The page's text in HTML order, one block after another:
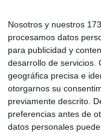
Nosotros y nuestros
procesamos datos
para publicidad y
desarrollo de servicios.
geográfica precisa e
otorgarnos su
previamente descrito.
preferencias antes de
datos personales